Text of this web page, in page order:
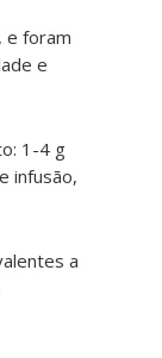
e foram
e
1-4 g
infusão,
a